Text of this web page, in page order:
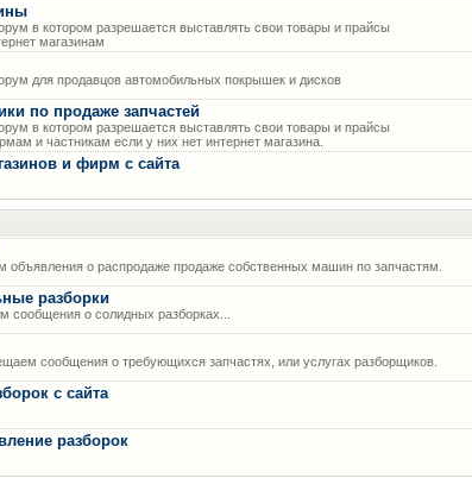
в котором разрешается выставлять свои товары и прайсы
магазинам
для продавцов автомобильных покрышек и дисков
по продаже запчастей
в котором разрешается выставлять свои товары и прайсы
и частникам если у них нет интернет магазина.
и фирм с сайта
о распродаже продаже собственных машин по запчастям.
разборки
сообщения о солидных разборках...
сообщения о требующихся запчастях, или услугах разборщиков.
с сайта
разборок